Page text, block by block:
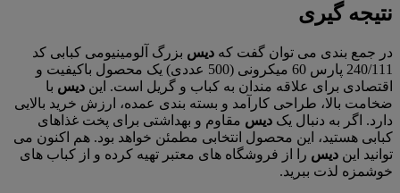
نتیجه گیری
در جمع بندی می توان گفت که دیس بزرگ آلومینیومی کبابی کد
240/111 پارس 60 میکرونی (500 عددی) یک محصول باکیفیت و
اقتصادی برای علاقه مندان به کباب و گریل است. این دیس با
ضخامت بالا، طراحی کارآمد و بسته بندی عمده، ارزش خرید بالایی
دارد. اگر به دنبال یک دیس مقاوم و بهداشتی برای پخت غذاهای
کبابی هستید، این محصول انتخابی مطمئن خواهد بود. هم اکنون می
توانید این دیس را از فروشگاه های معتبر تهیه کرده و از کباب های
خوشمزه لذت ببرید.